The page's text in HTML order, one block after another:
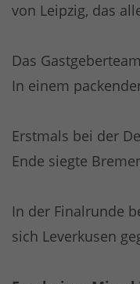
von Leipzig, das
Das
In einem
Erstmals bei der
Ende siegte
In der Finalrunde
sich Leverkusen